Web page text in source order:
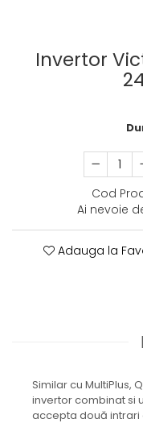
Invertor
Cod
Ai nevoie
Adauga la
Similar cu MultiPlus,
invertor combinat si
accepta două intrari